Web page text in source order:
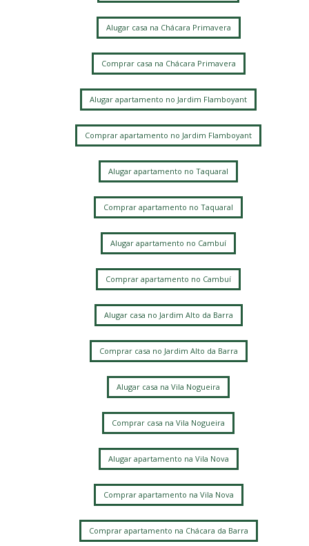
Alugar casa na Chácara Primavera
Comprar casa na Chácara Primavera
Alugar apartamento no Jardim Flamboyant
Comprar apartamento no Jardim Flamboyant
Alugar apartamento no Taquaral
Comprar apartamento no Taquaral
Alugar apartamento no Cambuí
Comprar apartamento no Cambuí
Alugar casa no Jardim Alto da Barra
Comprar casa no Jardim Alto da Barra
Alugar casa na Vila Nogueira
Comprar casa na Vila Nogueira
Alugar apartamento na Vila Nova
Comprar apartamento na Vila Nova
Comprar apartamento na Chácara da Barra